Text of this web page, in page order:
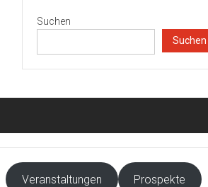
Suchen
Suchen
Veranstaltungen Prospekte